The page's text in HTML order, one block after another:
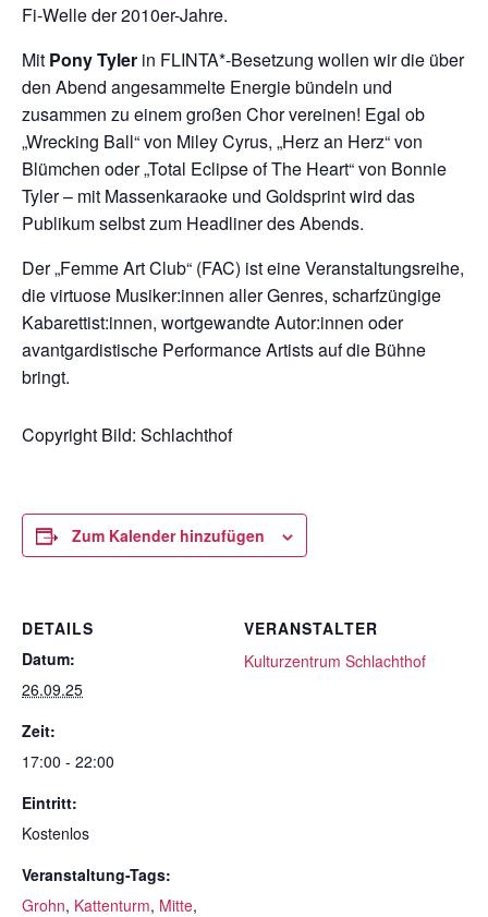
Fi-Welle der 2010er-Jahre.
Mit Pony Tyler in FLINTA*-Besetzung wollen wir die über
den Abend angesammelte Energie bündeln und
zusammen zu einem großen Chor vereinen! Egal ob
„Wrecking Ball“ von Miley Cyrus, „Herz an Herz“ von
Blümchen oder „Total Eclipse of The Heart“ von Bonnie
Tyler – mit Massenkaraoke und Goldsprint wird das
Publikum selbst zum Headliner des Abends.
Der „Femme Art Club“ (FAC) ist eine Veranstaltungsreihe,
die virtuose Musiker:innen aller Genres, scharfzüngige
Kabarettist:innen, wortgewandte Autor:innen oder
avantgardistische Performance Artists auf die Bühne
bringt.
Copyright Bild: Schlachthof
Zum Kalender hinzufügen
DETAILS
Datum:
26.09.25
Zeit:
17:00 - 22:00
Eintritt:
Kostenlos
Veranstaltung-Tags:
Grohn, Kattenturm, Mitte,
VERANSTALTER
Kulturzentrum Schlachthof